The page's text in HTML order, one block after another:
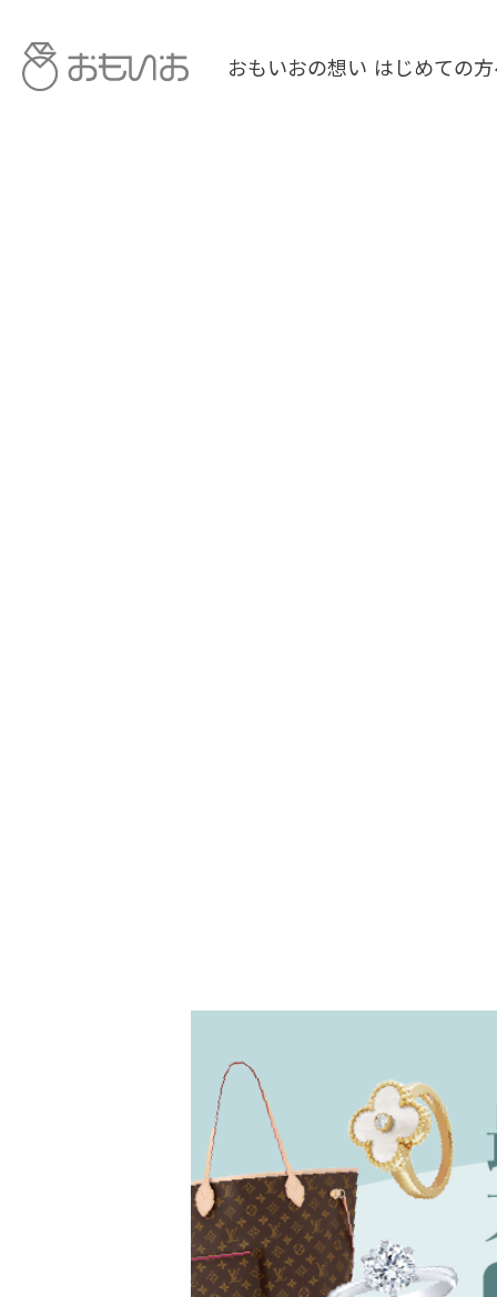
おもいおの想い はじめての